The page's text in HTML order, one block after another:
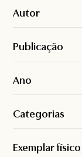
Autor
Publicação
Ano
Categorias
Exemplar físico